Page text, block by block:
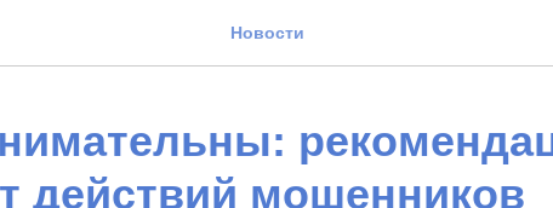
Новости
действий мошенников